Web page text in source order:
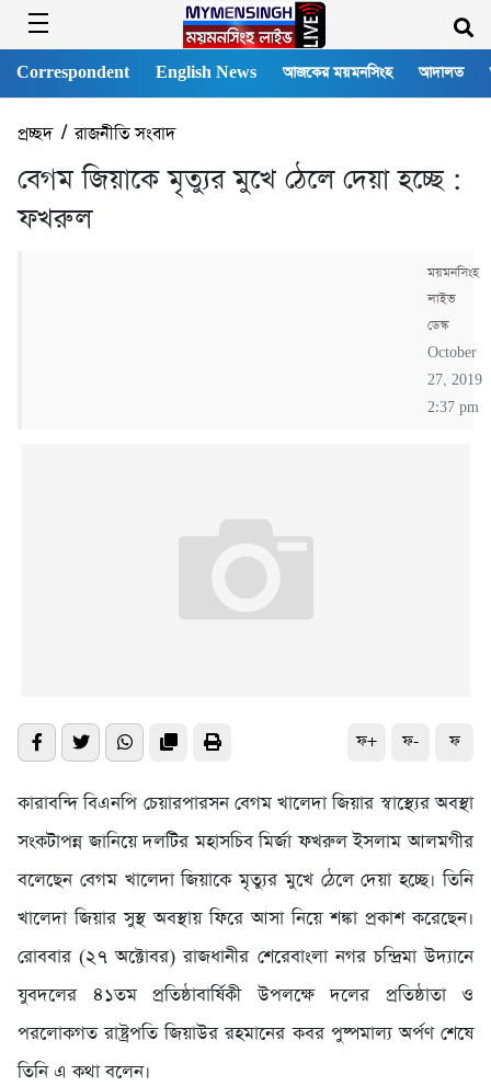
Correspondent English News আজকের ময়মনসিংহ আদালত
প্রচ্ছদ/রাজনীতি সংবাদ
বেগম জিয়াকে মৃত্যুর মুখে ঠেলে দেয়া হচ্ছে :
ফখরুল
ময়মনসিংহ
লাইভ
ডেস্ক
October
27, 2019
2:37 pm
ফ+ ফ- ফ
কারাবন্দি বিএনপি চেয়ারপারসন বেগম খালেদা জিয়ার স্বাস্থ্যের অবস্থা
সংকটাপন্ন জানিয়ে দলটির মহাসচিব মির্জা ফখরুল ইসলাম আলমগীর
বলেছেন বেগম খালেদা জিয়াকে মৃত্যুর মুখে ঠেলে দেয়া হচ্ছে। তিনি
খালেদা জিয়ার সুস্থ অবস্থায় ফিরে আসা নিয়ে শঙ্কা প্রকাশ করেছেন।
রোববার (২৭ অক্টোবর) রাজধানীর শেরেবাংলা নগর চন্দ্রিমা উদ্যানে
যুবদলের ৪১তম প্রতিষ্ঠাবার্ষিকী উপলক্ষে দলের প্রতিষ্ঠাতা ও
পরলোকগত রাষ্ট্রপতি জিয়াউর রহমানের কবর পুষ্পমাল্য অর্পণ শেষে
তিনি এ কথা বলেন।